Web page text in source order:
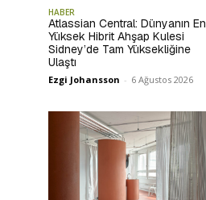
HABER
Atlassian Central: Dünyanın En
Yüksek Hibrit Ahşap Kulesi
Sidney’de Tam Yüksekliğine
Ulaştı
Ezgi Johansson - 6 Ağustos 2026